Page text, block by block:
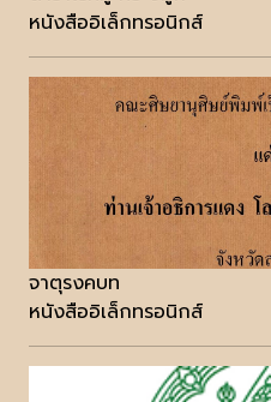
หนังสืออิเล็กทรอนิกส์
จาตุรงคบท
หนังสืออิเล็กทรอนิกส์